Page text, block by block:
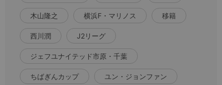
木山隆之 横浜F・マリノス 移籍
西川潤 J2リーグ
ジェフユナイテッド市原・千葉
ちばぎんカップ ユン・ジョンファン